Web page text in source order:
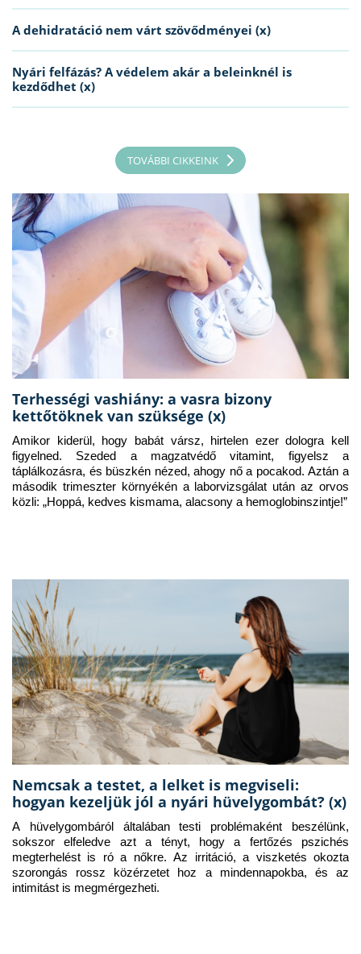
A dehidratáció nem várt szövődményei (x)
Nyári felfázás? A védelem akár a beleinknél is
kezdődhet (x)
TOVÁBBI CIKKEINK
Terhességi vashiány: a vasra bizony
kettőtöknek van szüksége (x)
Amikor kiderül, hogy babát vársz, hirtelen ezer dologra kell
figyelned. Szeded a magzatvédő vitamint, figyelsz a
táplálkozásra, és büszkén nézed, ahogy nő a pocakod. Aztán a
második trimeszter környékén a laborvizsgálat után az orvos
közli: „Hoppá, kedves kismama, alacsony a hemoglobinszintje!”
Nemcsak a testet, a lelket is megviseli:
hogyan kezeljük jól a nyári hüvelygombát? (x)
A hüvelygombáról általában testi problémaként beszélünk,
sokszor elfeledve azt a tényt, hogy a fertőzés pszichés
megterhelést is ró a nőkre. Az irritáció, a viszketés okozta
szorongás rossz közérzetet hoz a mindennapokba, és az
intimitást is megmérgezheti.